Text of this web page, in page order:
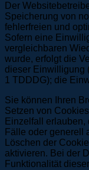
Der
Speicherung von
fehlerfreien und
Sofern eine
vergleichbaren
wurde, erfolgt die
dieser Einwilligung
1 TDDDG); die
Sie können Ihren
Setzen von
Einzelfall erlauben,
Fälle oder generell
Löschen der
aktivieren. Bei der
Funktionalität